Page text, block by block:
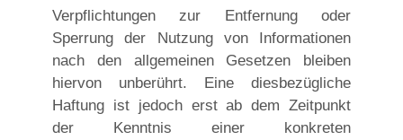
Verpflichtungen zur Entfernung oder
Sperrung der Nutzung von Informationen
nach den allgemeinen Gesetzen bleiben
hiervon unberührt. Eine diesbezügliche
Haftung ist jedoch erst ab dem Zeitpunkt
der Kenntnis einer konkreten